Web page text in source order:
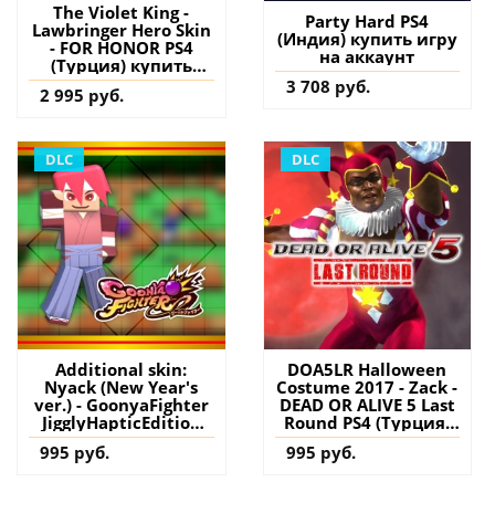
The Violet King -
Lawbringer Hero Skin
- FOR HONOR PS4
(Турция) купить
дополнение на
аккаунт
2 995 руб.
Party Hard PS4
(Индия) купить игру
на аккаунт
3 708 руб.
DLC
Additional skin:
Nyack (New Year's
ver.) - GoonyaFighter
JigglyHapticEdition
PS5 (Турция) купить
дополнение на
995 руб.
DLC
DOA5LR Halloween
Costume 2017 - Zack -
DEAD OR ALIVE 5 Last
Round PS4 (Турция)
купить дополнение
на аккаунт
995 руб.